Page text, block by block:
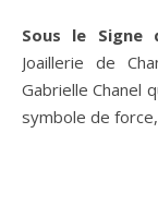
Sous le Signe
Joaillerie de
Gabrielle Chanel
symbole de